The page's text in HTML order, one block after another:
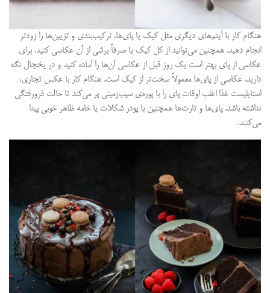
هنگام کار با آیتم‌های دیگری مثل کیک‌ یا پای‌ها، ترکیب‌بندی و تزیین‌ها را زودتر
انجام دهید. همچنین می‌توانید از کل کیک یا صرفاً برشی از آن عکاسی کنید. برای
عکاسی از پای بهتر است یک روز قبل از عکاسی آن‌ها را آماده کنید و در یخچال نگه‌
دارید. عکاسی از پای‌ها معمولاً سخت‌تر از کیک است. هنگام کار با عکس تجاری،
استایلیست غذا اغلب اوقات پای را با پوره‌ی سیب‌زمینی پر می‌کند تا حالت فرورفتگی
نداشته باشد. پای‌ها و تارت‌ها همچنین با پودر شکلات یا خامه ظاهر خوبی پیدا
می‌کنند.